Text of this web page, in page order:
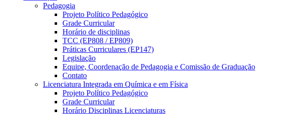
Pedagogia
Projeto Político Pedagógico
Grade Curricular
Horário de disciplinas
TCC (EP808 / EP809)
Práticas Curriculares (EP147)
Legislação
Equipe, Coordenação de Pedagogia e Comissão de Graduação
Contato
Licenciatura Integrada em Química e em Física
Projeto Político Pedagógico
Grade Curricular
Horário Disciplinas Licenciaturas